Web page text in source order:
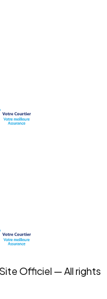
Officiel — All rights